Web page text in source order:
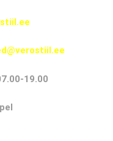
19.00